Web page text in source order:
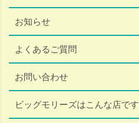
お知らせ
よくあるご質問
お問い合わせ
ビッグモリーズはこんな店です